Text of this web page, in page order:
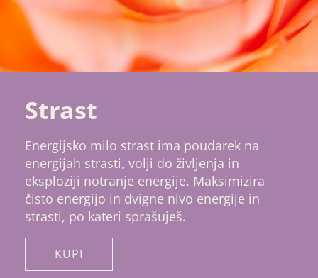
Strast
Energijsko milo strast ima poudarek na
energijah strasti, volji do življenja in
eksploziji notranje energije. Maksimizira
čisto energijo in dvigne nivo energije in
strasti, po kateri sprašuješ.
KUPI